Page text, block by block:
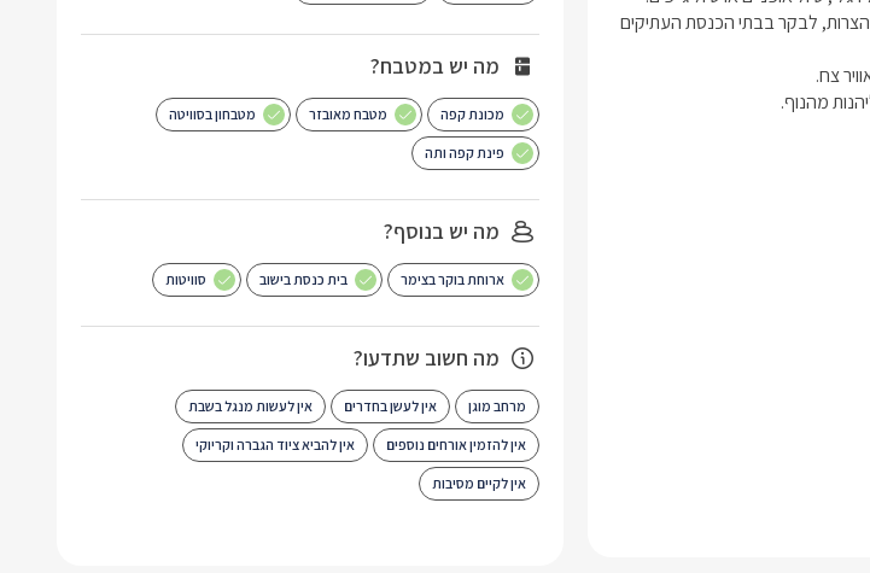
מה יש במטבח?
מכונת קפה מטבח מאובזר מטבחון בסוויטה
פינת קפה ותה
מה יש בנוסף?
ארוחת בוקר בצימר בית כנסת בישוב סוויטות
מה חשוב שתדעו?
מרחב מוגן אין לעשן בחדרים אין לעשות מנגל בשבת
אין להזמין אורחים נוספים אין להביא ציוד הגברה וקריוקי
אין לקיים מסיבות